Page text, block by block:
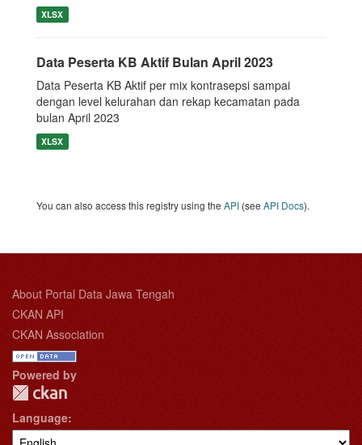
XLSX
Data Peserta KB Aktif Bulan April 2023
Data Peserta KB Aktif per mix kontrasepsi sampai
dengan level kelurahan dan rekap kecamatan pada
bulan April 2023
XLSX
You can also access this registry using the API (see API Docs).
About Portal Data Jawa Tengah
CKAN API
CKAN Association
Powered by
Language